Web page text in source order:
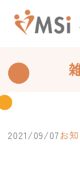
2021/09/07お